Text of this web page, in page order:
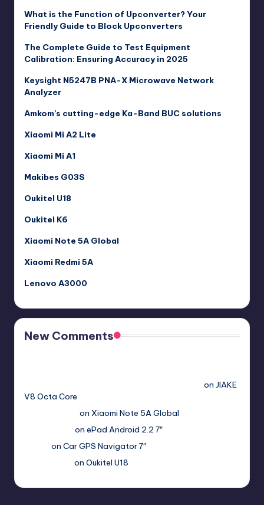
What is the Function of Upconverter? Your
Friendly Guide to Block Upconverters
The Complete Guide to Test Equipment
Calibration: Ensuring Accuracy in 2025
Keysight N5247B PNA-X Microwave Network
Analyzer
Amkom’s cutting-edge Ka-Band BUC solutions
Xiaomi Mi A2 Lite
Xiaomi Mi A1
Makibes G03S
Oukitel U18
Oukitel K6
Xiaomi Note 5A Global
Xiaomi Redmi 5A
Lenovo A3000
New Comments
on JIAKE
V8 Octa Core
on Xiaomi Note 5A Global
on ePad Android 2.2 7″
on Car GPS Navigator 7″
on Oukitel U18